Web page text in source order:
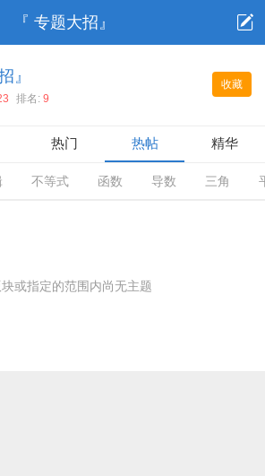
『 专题大招』
收藏
』
排名: 9
热门 热帖 精华
不等式 函数 导数 三角
或指定的范围内尚无主题